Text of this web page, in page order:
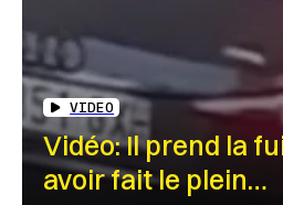
VIDEO
Vidéo: Il prend la
avoir fait le plein…